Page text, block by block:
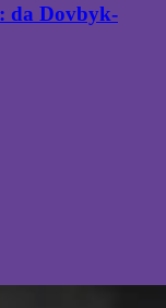
da Dovbyk-